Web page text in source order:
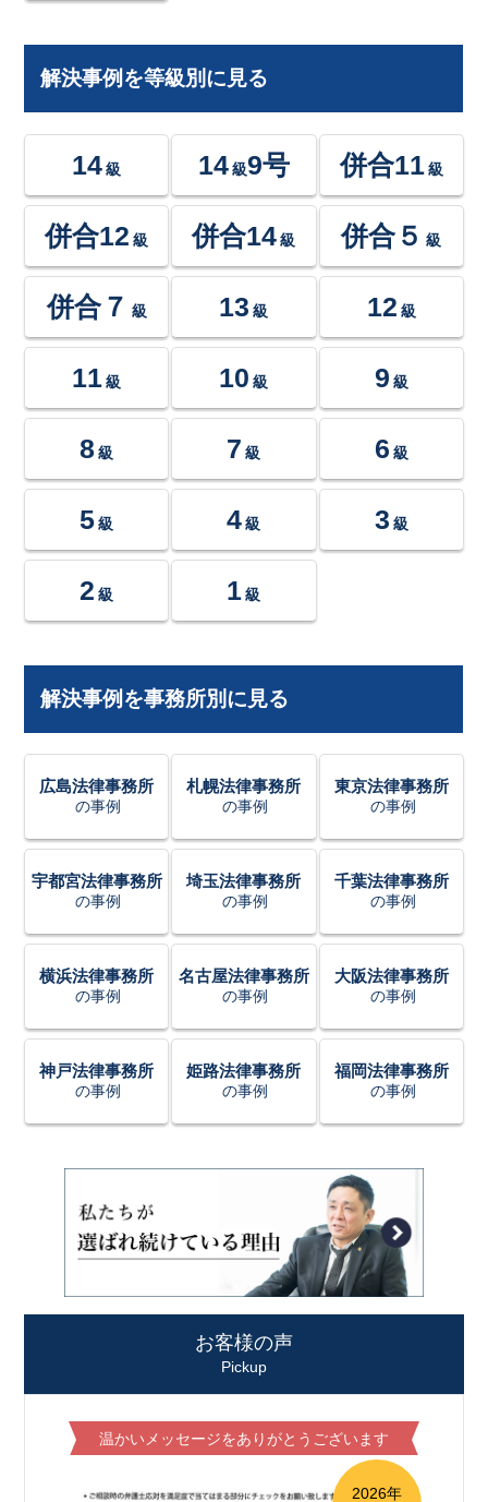
解決事例を等級別に見る
14 級 14級9号 併合11 級
併合12 級 併合14 級 併合５ 級
併合７ 級 13 級 12 級
11 級 10 級 9 級
8 級 7 級 6 級
5 級 4 級 3 級
2 級 1 級
解決事例を事務所別に見る
広島法律事務所
の事例
札幌法律事務所
の事例
東京法律事務所
の事例
宇都宮法律事務所
の事例
埼玉法律事務所
の事例
千葉法律事務所
の事例
横浜法律事務所
の事例
名古屋法律事務所
の事例
大阪法律事務所
の事例
神戸法律事務所
の事例
姫路法律事務所
の事例
福岡法律事務所
の事例
お客様の声
Pickup
温かいメッセージをありがとうございます
2026年